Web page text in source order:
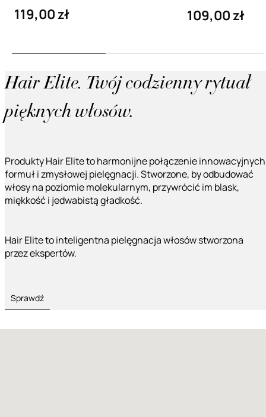
119,00 zł 109,00 zł
Hair Elite. Twój codzienny rytuał
pięknych włosów.
Produkty Hair Elite to harmonijne połączenie innowacyjnych
formuł i zmysłowej pielęgnacji. Stworzone, by odbudować
włosy na poziomie molekularnym, przywrócić im blask,
miękkość i jedwabistą gładkość.
Hair Elite to inteligentna pielęgnacja włosów stworzona
przez ekspertów.
Sprawdź